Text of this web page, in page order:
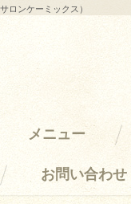
ロンケーミックス）
メニュー
お問い合わせ